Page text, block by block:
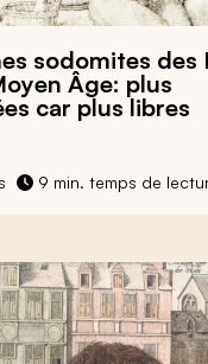
sodomites des
Âge: plus
car plus libres
9 min. temps de